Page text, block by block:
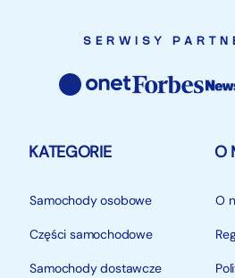
SERWISY
KATEGORIE
Samochody osobowe
Części samochodowe
Samochody dostawcze
O
O